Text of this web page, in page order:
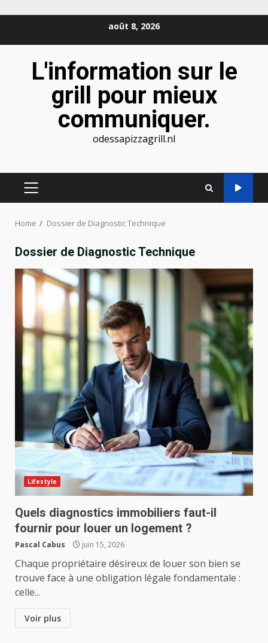
août 8, 2026
L'information sur le
grill pour mieux
communiquer.
odessapizzagrill.nl
PRIMARY
Home Dossier de Diagnostic Technique
Dossier de Diagnostic Technique
Lifestyle
Quels diagnostics immobiliers faut-il
fournir pour louer un logement ?
Pascal Cabus juin 15, 2026
Chaque propriétaire désireux de louer son bien se
trouve face à une obligation légale fondamentale :
celle...
Voir plus